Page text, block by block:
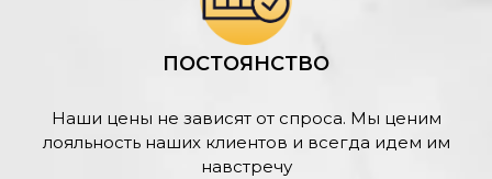
ПОСТОЯНСТВО
Наши цены не зависят от спроса. Мы ценим
лояльность наших клиентов и всегда идем им
навстречу